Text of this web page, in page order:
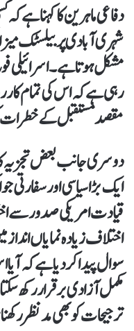
دفاعی ماہرین کا کہنا ہے
شہری آبادی پر بیلسٹک
مشکل ہوتا ہے۔ اسرائیلی
رہی ہے کہ اس کی تمام
مقصد مستقبل کے خطرات
دوسری جانب بعض تجزیہ
ایک بڑا سیاسی اور سفارتی
قیادت امریکی صدور سے
اختلاف زیادہ نمایاں
سوال پیدا کر دیا ہے کہ آیا
مکمل آزادی برقرار رکھ
ترجیحات کو بھی مدنظر